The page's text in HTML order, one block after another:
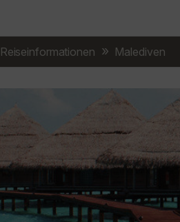
Reiseinformationen Malediven